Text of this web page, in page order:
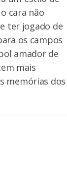
cara não
ter jogado de
os campos
amador de
mais
memórias dos